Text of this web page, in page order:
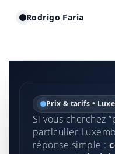
Rodrigo Faria
Prix & tarifs •
Si vous cherchez
particulier
réponse simple :